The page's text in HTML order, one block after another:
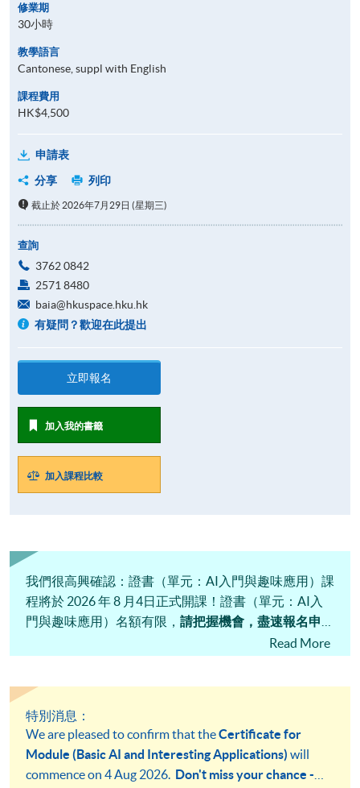
修業期
30小時
教學語言
Cantonese, suppl with English
課程費用
HK$4,500
申請表
分享
列印
截止於 2026年7月29日 (星期三)
查詢
3762 0842
2571 8480
baia@hkuspace.hku.hk
有疑問？歡迎在此提出
立即報名
加入我的書籤
加入課程比較
我們很高興確認：證書（單元：AI入門與趣味應用）課
程將於 2026 年 8 月4日正式開課！證書（單元：AI入
門與趣味應用）名額有限， 請把握機會，盡速報名申
Read More
特別消息：
We are pleased to confirm that theCertificate for
Module (Basic AI and Interesting Applications) will
commence on 4 Aug 2026. Don't miss your chance -